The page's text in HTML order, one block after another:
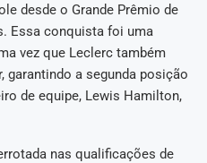
desde o Grande Prêmio de
Essa conquista foi uma
vez que Leclerc também
garantindo a segunda posição
de equipe, Lewis Hamilton,
nas qualificações de